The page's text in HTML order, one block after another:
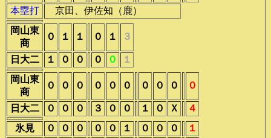
本塁打
京田、伊佐知（鹿）
岡山東
商
０ １ １ ０ １ ３
日大二 １ ０ ０ ０ ０
１
岡山東
商
０ ０ ０ ０ ０ ０ ０ ０ ０ ０
日大二 ０ ０ ０ ３ ０ ０ １ ０ Ｘ
４
氷見
０ ０ ０ ０ ０ １ ０ ０ ０
１